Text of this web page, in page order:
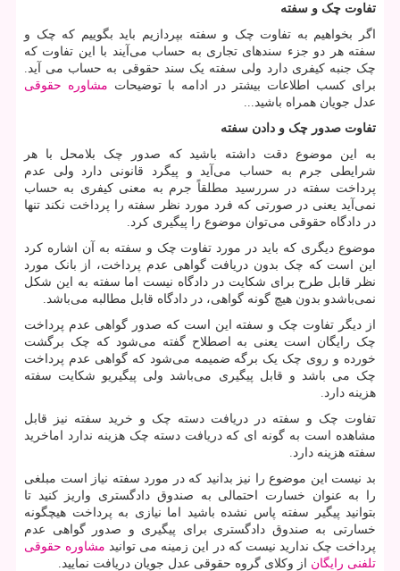
تفاوت چک و سفته
اگر بخواهیم به تفاوت چک و سفته بپردازیم باید بگوییم که چک و
سفته هر دو جزء سند‌های تجاری به حساب می‌آیند با این تفاوت که
چک جنبه کیفری دارد ولی سفته یک سند حقوقی به حساب می آید.
برای کسب اطلاعات بیشتر در ادامه با توضیحات مشاوره حقوقی
عدل جویان همراه باشید...
تفاوت صدور چک و دادن سفته
به این موضوع دقت داشته باشید که صدور چک بلامحل با هر
شرایطی جرم به حساب می‌آید و پیگرد قانونی دارد ولی عدم
پرداخت سفته در سررسید مطلقاً جرم به معنی کیفری به حساب
نمی‌آید یعنی در صورتی که فرد مورد نظر سفته را پرداخت نکند تنها
در دادگاه حقوقی می‌توان موضوع را پیگیری کرد.
موضوع دیگری که باید در مورد تفاوت چک و سفته به آن اشاره کرد
این است که چک بدون دریافت گواهی عدم پرداخت، از بانک مورد
نظر قابل طرح برای شکایت در دادگاه نیست اما سفته به این شکل
نمی‌باشدو بدون هیچ گونه گواهی، در دادگاه قابل مطالبه می‌باشد.
از دیگر تفاوت چک و سفته این است که صدور گواهی عدم پرداخت
چک رایگان است یعنی به اصطلاح گفته می‌شود که چک برگشت
خورده و روی چک یک برگه ضمیمه می‌شود که گواهی عدم پرداخت
چک می باشد و قابل پیگیری می‌باشد ولی پیگیریو شکایت سفته
هزینه دارد.
تفاوت چک و سفته در دریافت دسته چک و خرید سفته نیز قابل
مشاهده است به گونه ای که دریافت دسته چک هزینه ندارد اماخرید
سفته هزینه دارد.
بد نیست این موضوع را نیز بدانید که در مورد سفته نیاز است مبلغی
را به عنوان خسارت احتمالی به صندوق دادگستری واریز کنید تا
بتوانید پیگیر سفته پاس نشده باشید اما نیازی به پرداخت هیچگونه
خسارتی به صندوق دادگستری برای پیگیری و صدور گواهی عدم
پرداخت چک ندارید نیست که در این زمینه می توانید مشاوره حقوقی
تلفنی رایگان از وکلای گروه حقوقی عدل جویان دریافت نمایید.